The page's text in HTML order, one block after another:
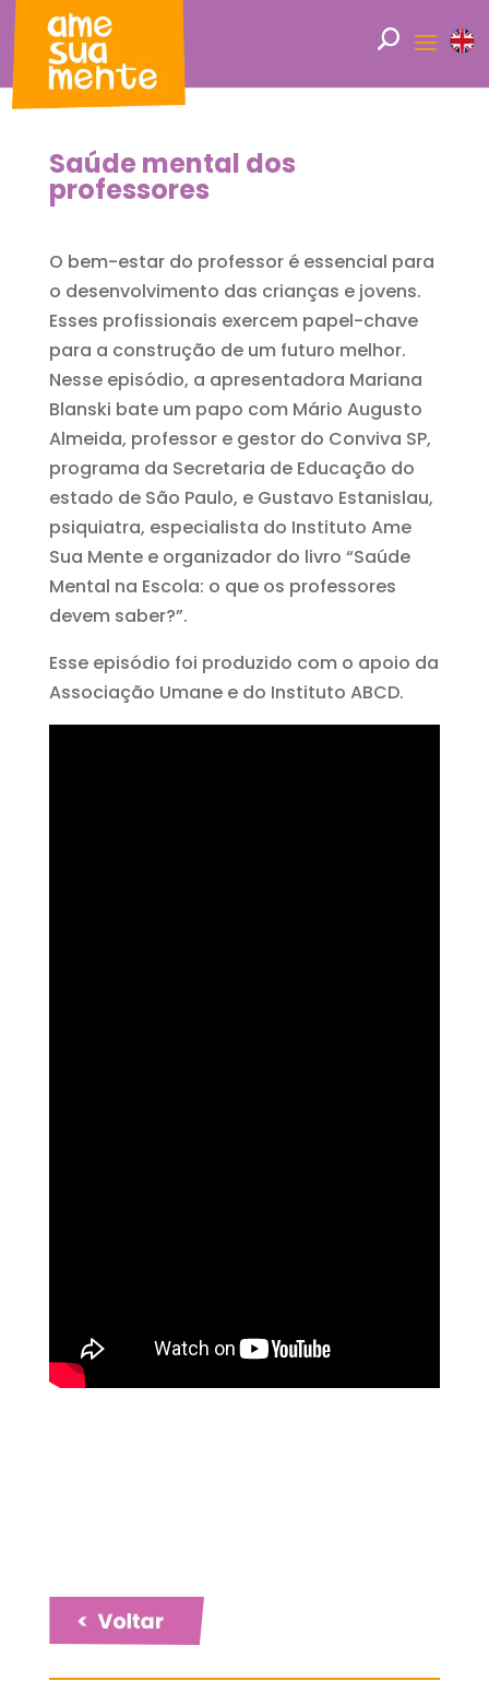
Saúde mental dos
professores
O bem-estar do professor é essencial para
o desenvolvimento das crianças e jovens.
Esses profissionais exercem papel-chave
para a construção de um futuro melhor.
Nesse episódio, a apresentadora Mariana
Blanski bate um papo com Mário Augusto
Almeida, professor e gestor do Conviva SP,
programa da Secretaria de Educação do
estado de São Paulo, e Gustavo Estanislau,
psiquiatra, especialista do Instituto Ame
Sua Mente e organizador do livro “Saúde
Mental na Escola: o que os professores
devem saber?”.
Esse episódio foi produzido com o apoio da
Associação Umane e do Instituto ABCD.